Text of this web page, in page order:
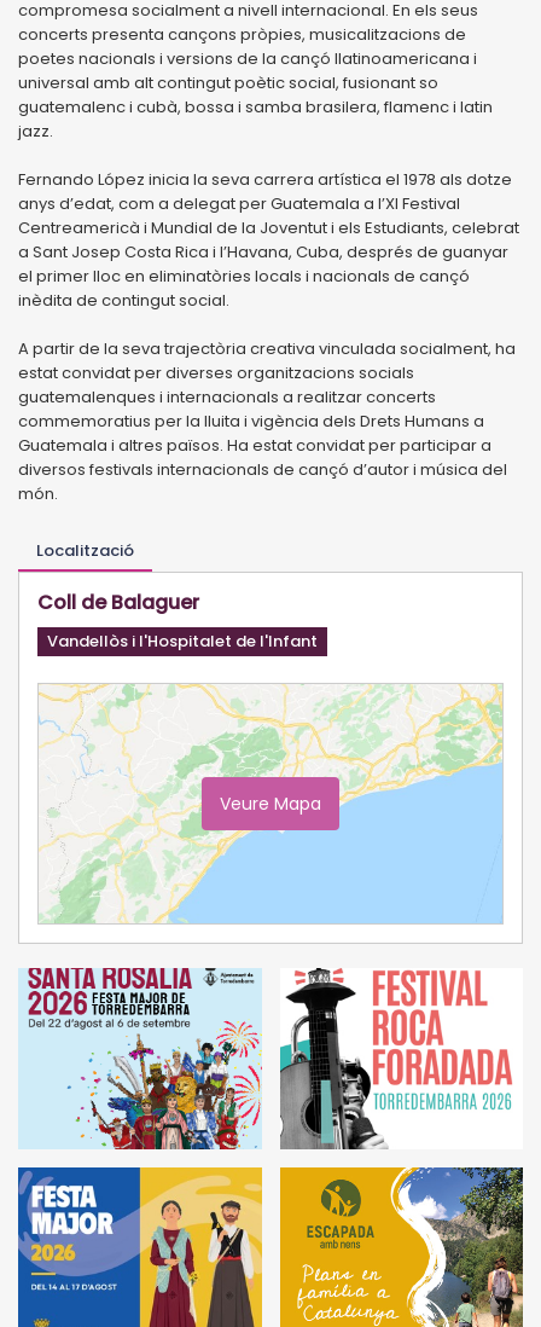
compromesa socialment a nivell internacional. En els seus
concerts presenta cançons pròpies, musicalitzacions de
poetes nacionals i versions de la cançó llatinoamericana i
universal amb alt contingut poètic social, fusionant so
guatemalenc i cubà, bossa i samba brasilera, flamenc i latin
jazz.
Fernando López inicia la seva carrera artística el 1978 als dotze
anys d’edat, com a delegat per Guatemala a l’XI Festival
Centreamericà i Mundial de la Joventut i els Estudiants, celebrat
a Sant Josep Costa Rica i l’Havana, Cuba, després de guanyar
el primer lloc en eliminatòries locals i nacionals de cançó
inèdita de contingut social.
A partir de la seva trajectòria creativa vinculada socialment, ha
estat convidat per diverses organitzacions socials
guatemalenques i internacionals a realitzar concerts
commemoratius per la lluita i vigència dels Drets Humans a
Guatemala i altres països. Ha estat convidat per participar a
diversos festivals internacionals de cançó d’autor i música del
món.
Localització
Coll de Balaguer
Vandellòs i l'Hospitalet de l'Infant
Veure Mapa